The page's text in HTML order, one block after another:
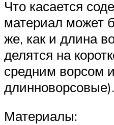
Что касается
материал может
же, как и длина
делятся на
средним ворсом и
длинноворсовые).
Материалы: